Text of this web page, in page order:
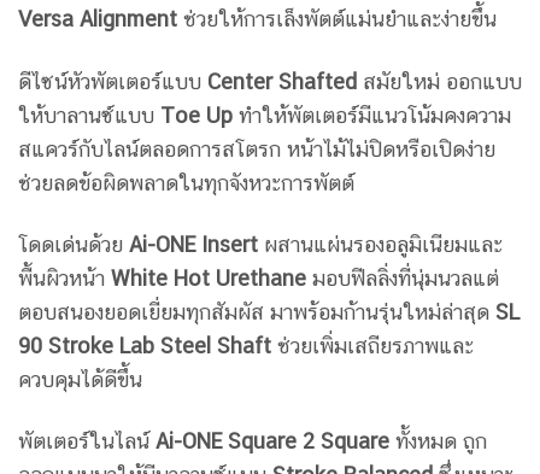
Versa Alignment ช่วยให้การเล็งพัตต์แม่นยำและง่ายขึ้น
ดีไซน์หัวพัตเตอร์แบบ Center Shafted สมัยใหม่ ออกแบบ
ให้บาลานซ์แบบ Toe Up ทำให้พัตเตอร์มีแนวโน้มคงความ
สแควร์กับไลน์ตลอดการสโตรก หน้าไม้ไม่ปิดหรือเปิดง่าย
ช่วยลดข้อผิดพลาดในทุกจังหวะการพัตต์
โดดเด่นด้วย Ai-ONE Insert ผสานแผ่นรองอลูมิเนียมและ
พื้นผิวหน้า White Hot Urethane มอบฟีลลิ่งที่นุ่มนวลแต่
ตอบสนองยอดเยี่ยมทุกสัมผัส มาพร้อมก้านรุ่นใหม่ล่าสุด SL
90 Stroke Lab Steel Shaft ช่วยเพิ่มเสถียรภาพและ
ควบคุมได้ดีขึ้น
พัตเตอร์ในไลน์Ai-ONE Square 2 Square ทั้งหมด ถูก